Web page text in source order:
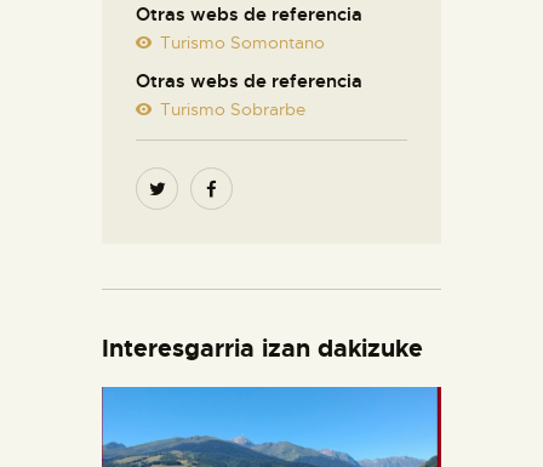
Otras webs de referencia
Turismo Somontano
Otras webs de referencia
Turismo Sobrarbe
Interesgarria izan dakizuke